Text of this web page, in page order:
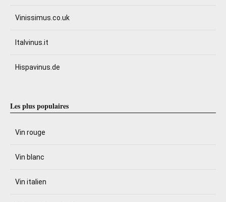
Vinissimus.co.uk
Italvinus.it
Hispavinus.de
Les plus populaires
Vin rouge
Vin blanc
Vin italien